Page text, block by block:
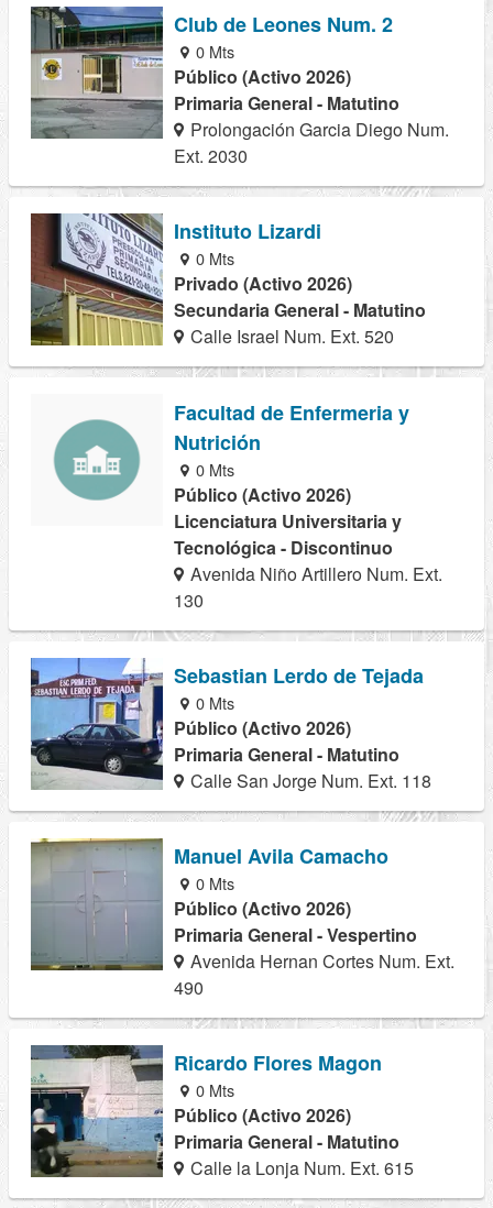
Club de Leones Num. 2
0 Mts
Público (Activo 2026)
Primaria General - Matutino
Prolongación Garcia Diego Num.
Ext. 2030
Instituto Lizardi
0 Mts
Privado (Activo 2026)
Secundaria General - Matutino
Calle Israel Num. Ext. 520
Facultad de Enfermeria y
Nutrición
0 Mts
Público (Activo 2026)
Licenciatura Universitaria y
Tecnológica - Discontinuo
Avenida Niño Artillero Num. Ext.
130
Sebastian Lerdo de Tejada
0 Mts
Público (Activo 2026)
Primaria General - Matutino
Calle San Jorge Num. Ext. 118
Manuel Avila Camacho
0 Mts
Público (Activo 2026)
Primaria General - Vespertino
Avenida Hernan Cortes Num. Ext.
490
Ricardo Flores Magon
0 Mts
Público (Activo 2026)
Primaria General - Matutino
Calle la Lonja Num. Ext. 615